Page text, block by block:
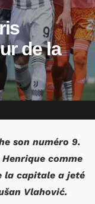
de la
son numéro 9.
comme
la capitale a jeté
Vlahović.